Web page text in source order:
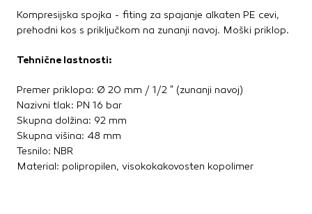
Drsne kasete
Kljuke, okovje, ključavnice
Stopnice
Zunanja vrata
Betonske kritine
Dodatki za streho
Kompresijska spojka - fiting za spajanje alkaten PE cevi,
prehodni kos s priključkom na zunanji navoj. Moški priklop.
Tehnične lastnosti:
Premer priklopa: Ø 20 mm / 1/2 " (zunanji navoj)
Nazivni tlak: PN 16 bar
Skupna dolžina: 92 mm
Skupna višina: 48 mm
Tesnilo: NBR
Material: polipropilen, visokokakovosten kopolimer
Potrdi moje izbire
DOVOLI VSE